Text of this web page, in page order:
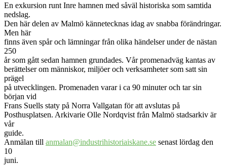
En exkursion runt Inre hamnen med såväl historiska som samtida
nedslag.
Den här delen av Malmö kännetecknas idag av snabba förändringar.
Men här
finns även spår och lämningar från olika händelser under de nästan
250
år som gått sedan hamnen grundades. Vår promenadväg kantas av
berättelser om människor, miljöer och verksamheter som satt sin
prägel
på utvecklingen. Promenaden varar i ca 90 minuter och tar sin
början vid
Frans Suells staty på Norra Vallgatan för att avslutas på
Posthusplatsen. Arkivarie Olle Nordqvist från Malmö stadsarkiv är
vår
guide.
Anmälan till anmalan@industrihistoriaiskane.se senast lördag den
10
juni.